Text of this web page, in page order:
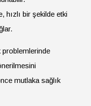
hızlı bir şekilde etki
problemlerinde
mutlaka sağlık